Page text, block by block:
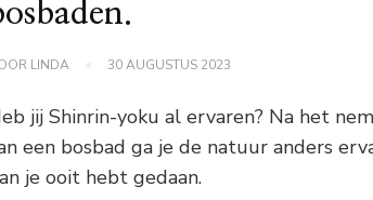
LINDA 30 AUGUSTUS 2023
jij Shinrin-yoku al ervaren? Na het
een bosbad ga je de natuur anders
je ooit hebt gedaan.